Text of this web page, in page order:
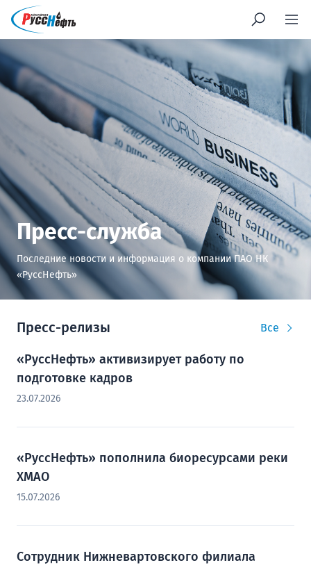
Пресс-служба
Последние новости и информация о компании ПАО НК
«РуссНефть»
Пресс-релизы Все
«РуссНефть» активизирует работу по
подготовке кадров
23.07.2026
«РуссНефть» пополнила биоресурсами реки
ХМАО
15.07.2026
Сотрудник Нижневартовского филиала